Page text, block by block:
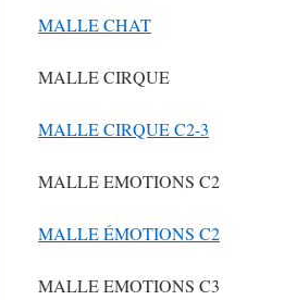
MALLE CHAT
MALLE CIRQUE
MALLE CIRQUE C2-3
MALLE EMOTIONS C2
MALLE ÉMOTIONS C2
MALLE EMOTIONS C3